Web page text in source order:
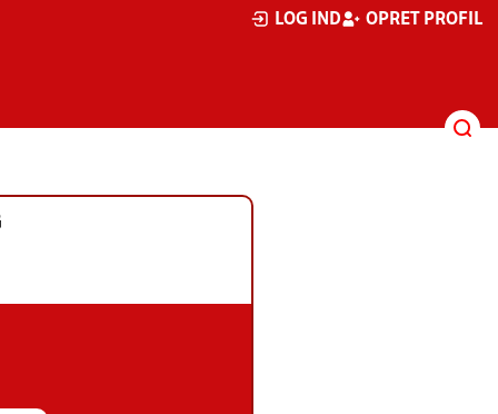
LOG IND OPRET PROFIL